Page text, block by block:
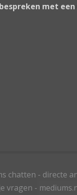
met een
chatten - directe
vragen -